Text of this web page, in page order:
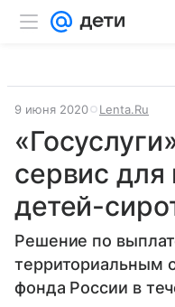
9 июня 2020 Lenta.Ru
сервис для
детей-
Решение по
территориальным
фонда России в